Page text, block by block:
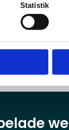
Statistik